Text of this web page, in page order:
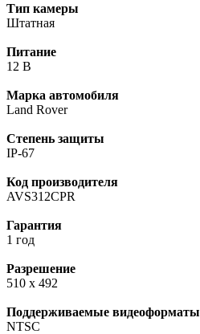
Тип камеры
Штатная
Питание
12 В
Марка автомобиля
Land Rover
Степень защиты
IP-67
Код производителя
AVS312CPR
Гарантия
1 год
Разрешение
510 x 492
Поддерживаемые видеоформаты
NTSC